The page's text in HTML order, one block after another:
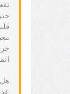
هل